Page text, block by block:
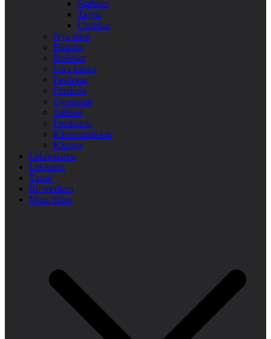
Stafetter
Tagen
Utelekar
Nya lekar
Blandat
Bollekar
Lära känna
Festlekar
Förskola
Gympasal
Jullekar
Femkamp
Klassrumslekar
Kluriga
Lekfinnaren
Lekindex
Tipsa!
Bli medlem
Mina Sidor